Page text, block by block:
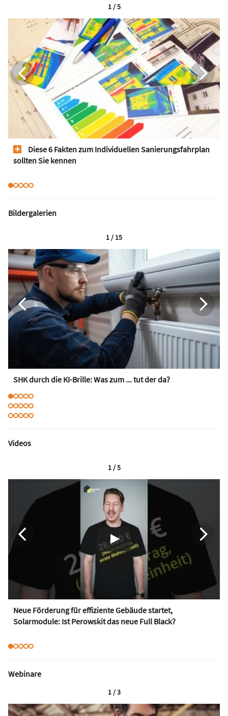
Diese 6 Fakten zum Individuellen Sanierungsfahrplan
sollten Sie kennen
1 / 5
Bildergalerien
SHK durch die KI-Brille: Was zum ... tut der da?
1 / 15
Videos
Neue Förderung für effiziente Gebäude startet,
Solarmodule: Ist Perowskit das neue Full Black?
1 / 5
Webinare
1 / 3